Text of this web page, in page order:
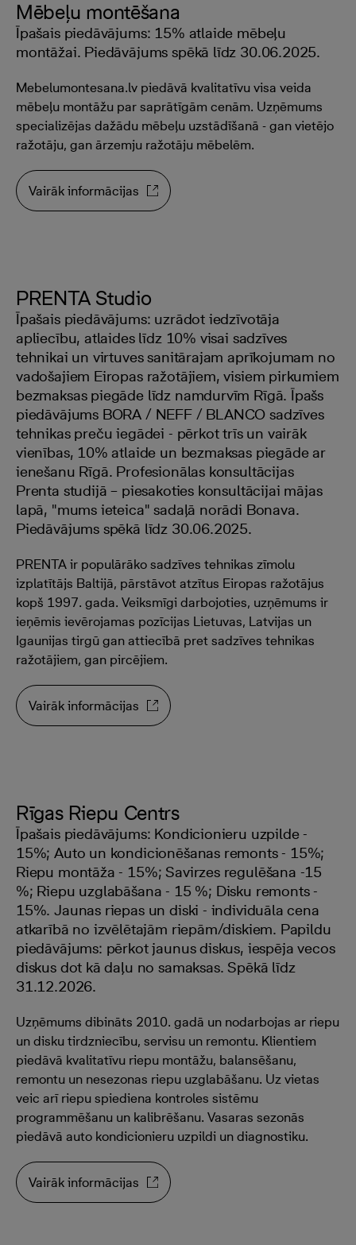
Mēbeļu montēšana
Īpašais piedāvājums: 15% atlaide mēbeļu
montāžai. Piedāvājums spēkā līdz 30.06.2025.
Mebelumontesana.lv piedāvā kvalitatīvu visa veida
mēbeļu montāžu par saprātīgām cenām. Uzņēmums
specializējas dažādu mēbeļu uzstādīšanā - gan vietējo
ražotāju, gan ārzemju ražotāju mēbelēm.
Vairāk informācijas
PRENTA Studio
Īpašais piedāvājums: uzrādot iedzīvotāja
apliecību, atlaides līdz 10% visai sadzīves
tehnikai un virtuves sanitārajam aprīkojumam no
vadošajiem Eiropas ražotājiem, visiem pirkumiem
bezmaksas piegāde līdz namdurvīm Rīgā. Īpašs
piedāvājums BORA / NEFF / BLANCO sadzīves
tehnikas preču iegādei - pērkot trīs un vairāk
vienības, 10% atlaide un bezmaksas piegāde ar
ienešanu Rīgā. Profesionālas konsultācijas
Prenta studijā – piesakoties konsultācijai mājas
lapā, "mums ieteica" sadaļā norādi Bonava.
Piedāvājums spēkā līdz 30.06.2025.
PRENTA ir populārāko sadzīves tehnikas zīmolu
izplatītājs Baltijā, pārstāvot atzītus Eiropas ražotājus
kopš 1997. gada. Veiksmīgi darbojoties, uzņēmums ir
ieņēmis ievērojamas pozīcijas Lietuvas, Latvijas un
Igaunijas tirgū gan attiecībā pret sadzīves tehnikas
ražotājiem, gan pircējiem.
Vairāk informācijas
Rīgas Riepu Centrs
Īpašais piedāvājums: Kondicionieru uzpilde -
15%; Auto un kondicionēšanas remonts - 15%;
Riepu montāža - 15%; Savirzes regulēšana -15
%; Riepu uzglabāšana - 15 %; Disku remonts -
15%. Jaunas riepas un diski - individuāla cena
atkarībā no izvēlētajām riepām/diskiem. Papildu
piedāvājums: pērkot jaunus diskus, iespēja vecos
diskus dot kā daļu no samaksas. Spēkā līdz
31.12.2026.
Uzņēmums dibināts 2010. gadā un nodarbojas ar riepu
un disku tirdzniecību, servisu un remontu. Klientiem
piedāvā kvalitatīvu riepu montāžu, balansēšanu,
remontu un nesezonas riepu uzglabāšanu. Uz vietas
veic arī riepu spiediena kontroles sistēmu
programmēšanu un kalibrēšanu. Vasaras sezonās
piedāvā auto kondicionieru uzpildi un diagnostiku.
Vairāk informācijas